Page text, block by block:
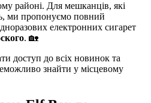
районі. Для мешканців, які
ми пропонуємо повний
електронних сигарет
. 🏡
доступ до всіх новинок та
знайти у місцевому